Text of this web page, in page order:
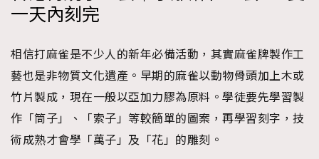
AFrenchMind
EmpowerF
FashionWeek FigaroAesthetic
一天內刻完
相信打麻雀是不少人的新年必備活動，其實麻雀牌製作工
藝也是非物質文化遺產。早期的麻雀以動物骨頭加上木或
竹片製成，現在一般以亞加力膠為原料。學徒要先學習製
作「筒子」、「索子」等較簡單的圖案，再學習刻字，技
術成熟才會學「萬子」及「花」的雕刻。